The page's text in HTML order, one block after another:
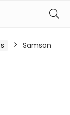
Samson